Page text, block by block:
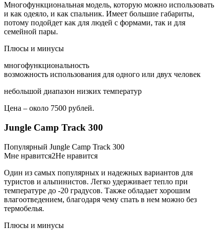
Многофункциональная модель, которую можно использовать
и как одеяло, и как спальник. Имеет большие габариты,
потому подойдет как для людей с формами, так и для
семейной пары.
Плюсы и минусы
многофункциональность
возможность использования для одного или двух человек
небольшой диапазон низких температур
Цена – около 7500 рублей.
Jungle Camp Track 300
Популярный Jungle Camp Track 300
Мне нравится2Не нравится
Один из самых популярных и надежных вариантов для
туристов и альпинистов. Легко удерживает тепло при
температуре до -20 градусов. Также обладает хорошим
влагоотведением, благодаря чему спать в нем можно без
термобелья.
Плюсы и минусы